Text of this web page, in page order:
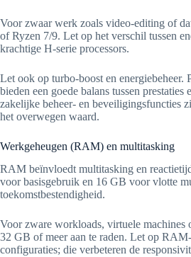
Voor zwaar werk zoals video-editing of
of Ryzen 7/9. Let op het verschil tussen
krachtige H-serie processors.
Let ook op turbo-boost en energiebeheer.
bieden een goede balans tussen prestaties
zakelijke beheer- en beveiligingsfuncties
het overwegen waard.
Werkgeheugen (RAM) en multitasking
RAM beïnvloedt multitasking en
voor basisgebruik en 16 GB voor vlotte
toekomstbestendigheid.
Voor zware workloads, virtuele machines
32 GB of meer aan te raden. Let op
configuraties; die verbeteren de